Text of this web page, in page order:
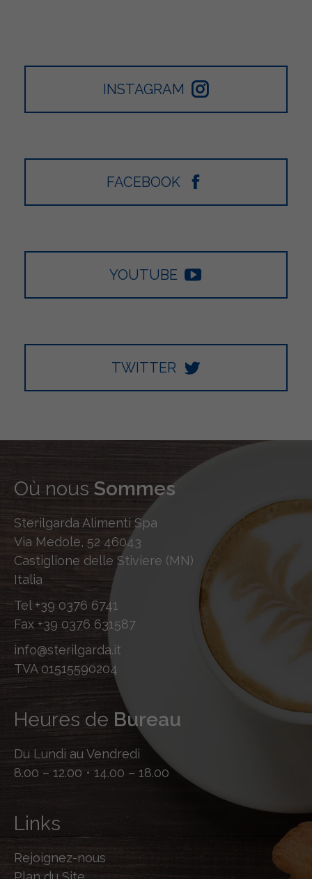
INSTAGRAM
FACEBOOK
YOUTUBE
TWITTER
Où nous Sommes
Sterilgarda Alimenti Spa
Via Medole, 52 46043
Castiglione delle Stiviere (MN)
Italia
Tel +39 0376 6741
Fax +39 0376 631587
info@sterilgarda.it
TVA 01515590204
Heures de Bureau
Du Lundi au Vendredi
8.00 – 12.00 • 14.00 – 18.00
Links
Rejoignez-nous